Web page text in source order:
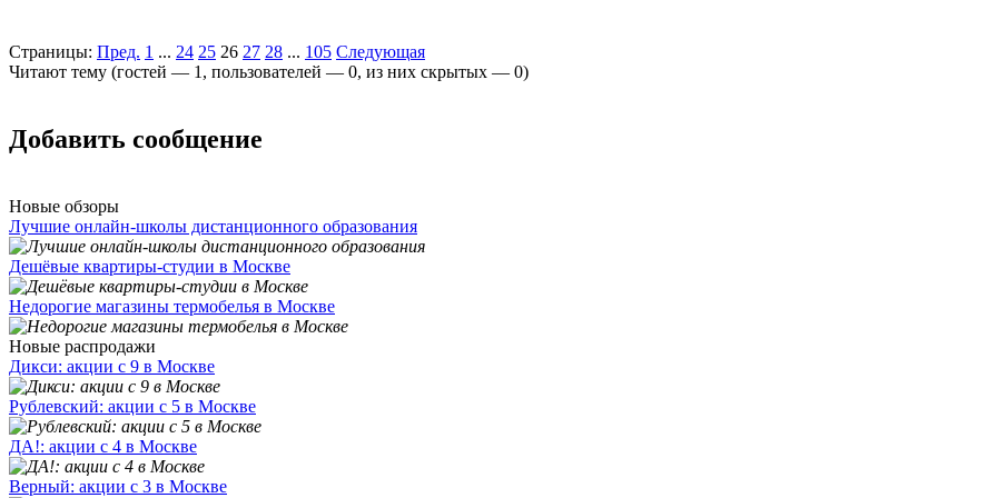
Страницы: Пред. 1 ... 24 25 26 27 28 ... 105 Следующая
Читают тему (гостей — 1 , пользователей — 0, из них скрытых — 0)
Добавить сообщение
Новые обзоры
Лучшие онлайн-школы дистанционного образования
Дешёвые квартиры-студии в Москве
Недорогие магазины термобелья в Москве
Новые распродажи
Дикси: акции с 9 в Москве
Рублевский: акции с 5 в Москве
ДА!: акции с 4 в Москве
Верный: акции с 3 в Москве